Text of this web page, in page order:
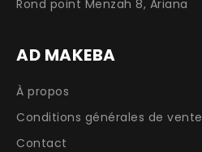
Rond point Menzah 8, Ariana
AD MAKEBA
À propos
Conditions générales de vente
Contact